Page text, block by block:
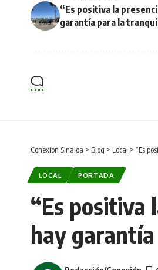
“Es positiva la
garantía para la
Conexion Sinaloa > Blog > Local > “Es
LOCAL PORTADA
“Es positiva
hay